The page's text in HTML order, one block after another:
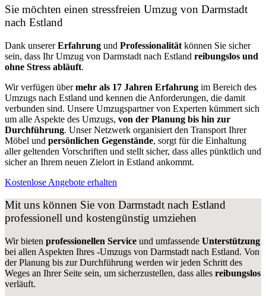
Sie möchten einen stressfreien Umzug von Darmstadt
nach Estland
Dank unsererErfahrung und Professionalität können Sie sicher
sein, dass Ihr Umzug von Darmstadt nach Estland reibungslos und
ohne Stress abläuft.
Wir verfügen übermehr als 17 Jahren Erfahrung im Bereich des
Umzugs nach Estland und kennen die Anforderungen, die damit
verbunden sind. Unsere Umzugspartner von Experten kümmert sich
um alle Aspekte des Umzugs, von der Planung bis hin zur
Durchführung. Unser Netzwerk organisiert den Transport Ihrer
Möbel und persönlichen Gegenstände, sorgt für die Einhaltung
aller geltenden Vorschriften und stellt sicher, dass alles pünktlich und
sicher an Ihrem neuen Zielort in Estland ankommt.
Kostenlose Angebote erhalten
Mit uns können Sie von Darmstadt nach Estland
professionell und kostengünstig umziehen
Wir bieten professionellen Service und umfassende Unterstützung
bei allen Aspekten Ihres -Umzugs von Darmstadt nach Estland. Von
der Planung bis zur Durchführung werden wir jeden Schritt des
Weges an Ihrer Seite sein, um sicherzustellen, dass alles reibungslos
verläuft.